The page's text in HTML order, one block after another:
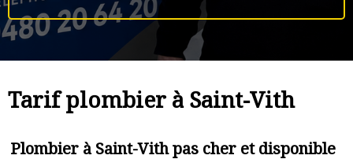
Tarif plombier à Saint-Vith
Plombier à Saint-Vith pas cher et disponible